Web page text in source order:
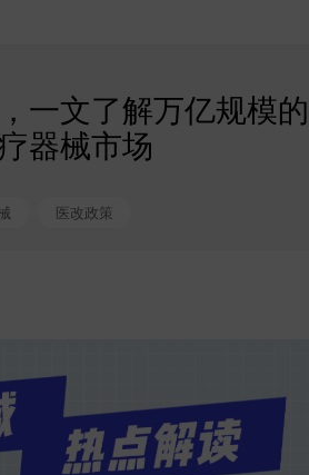
一文了解万亿规模的
器械市场
医改政策